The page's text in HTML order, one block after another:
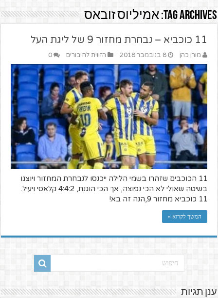
Tag Archives: אמיליוס זובאס
11 כוכביא – נבחרת מחזור 9 של ליגת העל
מורן כהן 8 בנובמבר 2018 הזווית לחיבורים 0
11 הכוכבים שזהרו בשמי הלילה ייכנסו לנבחרת המחזור ויוצגו
בשיטה שאולי לא הכי נפוצה, אך הכי הוגנת, 4:4:2 קלאסי ויעיל.
11 כוכביא מחזור 9,הנה זה בא!
המשך לקרוא »
ענן תגיות